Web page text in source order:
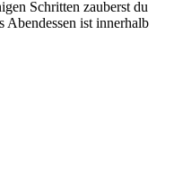
Schritten zauberst du
Abendessen ist innerhalb